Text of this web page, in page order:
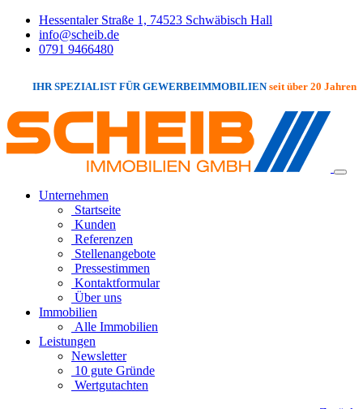
Hessentaler Straße 1, 74523 Schwäbisch Hall
info@scheib.de
0791 9466480
IHR SPEZIALIST FÜR GEWERBEIMMOBILIENseit über 20 Jahren
Unternehmen
Startseite
Kunden
Referenzen
Stellenangebote
Pressestimmen
Kontaktformular
Über uns
Immobilien
Alle Immobilien
Leistungen
Newsletter
10 gute Gründe
Wertgutachten